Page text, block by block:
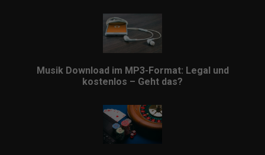
Musik Download im MP3-Format: Legal und
kostenlos – Geht das?